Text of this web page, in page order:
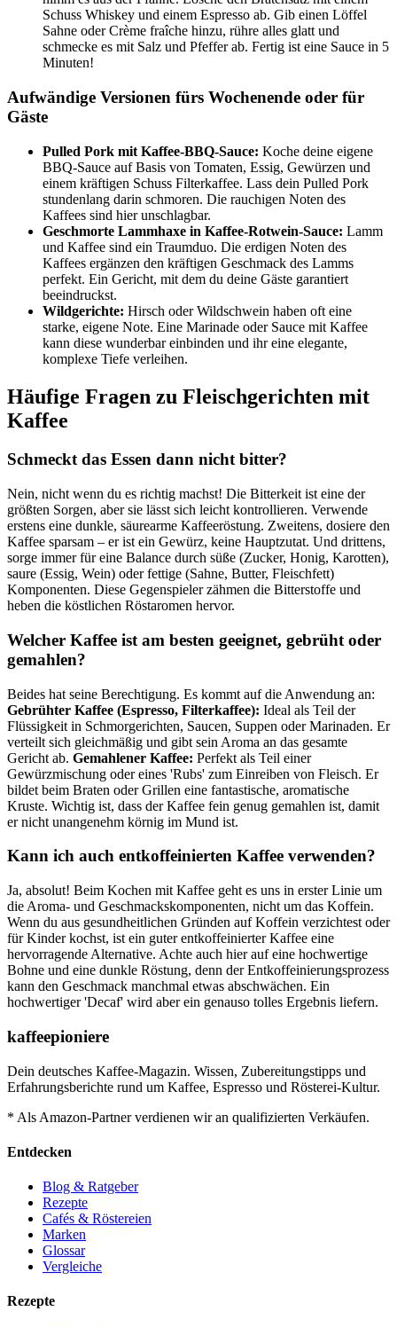
Schuss Whiskey und einem Espresso ab. Gib einen Löffel
Sahne oder Crème fraîche hinzu, rühre alles glatt und
schmecke es mit Salz und Pfeffer ab. Fertig ist eine Sauce in 5
Minuten!
Aufwändige Versionen fürs Wochenende oder für
Gäste
Pulled Pork mit Kaffee-BBQ-Sauce: Koche deine eigene
BBQ-Sauce auf Basis von Tomaten, Essig, Gewürzen und
einem kräftigen Schuss Filterkaffee. Lass dein Pulled Pork
stundenlang darin schmoren. Die rauchigen Noten des
Kaffees sind hier unschlagbar.
Geschmorte Lammhaxe in Kaffee-Rotwein-Sauce: Lamm
und Kaffee sind ein Traumduo. Die erdigen Noten des
Kaffees ergänzen den kräftigen Geschmack des Lamms
perfekt. Ein Gericht, mit dem du deine Gäste garantiert
beeindruckst.
Wildgerichte: Hirsch oder Wildschwein haben oft eine
starke, eigene Note. Eine Marinade oder Sauce mit Kaffee
kann diese wunderbar einbinden und ihr eine elegante,
komplexe Tiefe verleihen.
Häufige Fragen zu Fleischgerichten mit
Kaffee
Schmeckt das Essen dann nicht bitter?
Nein, nicht wenn du es richtig machst! Die Bitterkeit ist eine der
größten Sorgen, aber sie lässt sich leicht kontrollieren. Verwende
erstens eine dunkle, säurearme Kaffeeröstung. Zweitens, dosiere den
Kaffee sparsam – er ist ein Gewürz, keine Hauptzutat. Und drittens,
sorge immer für eine Balance durch süße (Zucker, Honig, Karotten),
saure (Essig, Wein) oder fettige (Sahne, Butter, Fleischfett)
Komponenten. Diese Gegenspieler zähmen die Bitterstoffe und
heben die köstlichen Röstaromen hervor.
Welcher Kaffee ist am besten geeignet, gebrüht oder
gemahlen?
Beides hat seine Berechtigung. Es kommt auf die Anwendung an:
Gebrühter Kaffee (Espresso, Filterkaffee): Ideal als Teil der
Flüssigkeit in Schmorgerichten, Saucen, Suppen oder Marinaden. Er
verteilt sich gleichmäßig und gibt sein Aroma an das gesamte
Gericht ab. Gemahlener Kaffee: Perfekt als Teil einer
Gewürzmischung oder eines 'Rubs' zum Einreiben von Fleisch. Er
bildet beim Braten oder Grillen eine fantastische, aromatische
Kruste. Wichtig ist, dass der Kaffee fein genug gemahlen ist, damit
er nicht unangenehm körnig im Mund ist.
Kann ich auch entkoffeinierten Kaffee verwenden?
Ja, absolut! Beim Kochen mit Kaffee geht es uns in erster Linie um
die Aroma- und Geschmackskomponenten, nicht um das Koffein.
Wenn du aus gesundheitlichen Gründen auf Koffein verzichtest oder
für Kinder kochst, ist ein guter entkoffeinierter Kaffee eine
hervorragende Alternative. Achte auch hier auf eine hochwertige
Bohne und eine dunkle Röstung, denn der Entkoffeinierungsprozess
kann den Geschmack manchmal etwas abschwächen. Ein
hochwertiger 'Decaf' wird aber ein genauso tolles Ergebnis liefern.
kaffeepioniere
Dein deutsches Kaffee-Magazin. Wissen, Zubereitungstipps und
Erfahrungsberichte rund um Kaffee, Espresso und Rösterei-Kultur.
* Als Amazon-Partner verdienen wir an qualifizierten Verkäufen.
Entdecken
Blog & Ratgeber
Rezepte
Cafés & Röstereien
Marken
Glossar
Vergleiche
Rezepte